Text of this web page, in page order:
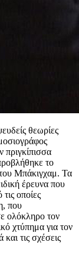
θεωρίες
το
Μπάκιγχαμ. Τα
έρευνα που
οποίες
που
ολόκληρο τον
χτύπημα για τον
τις σχέσεις